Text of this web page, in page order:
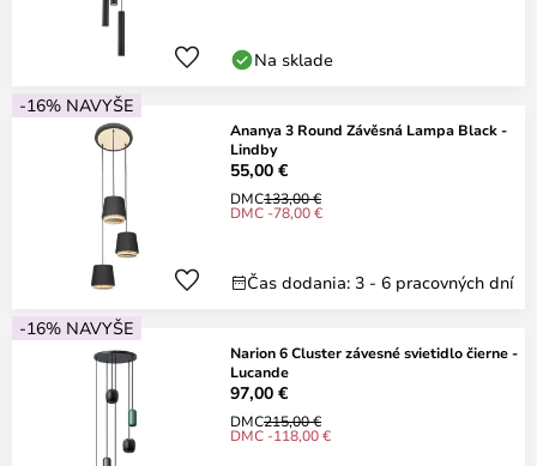
Na sklade
-16% NAVYŠE
Ananya 3 Round Závěsná Lampa Black -
Lindby
55,00 €
DMC133,00 €
DMC -78,00 €
Čas dodania: 3 - 6 pracovných dní
-16% NAVYŠE
Narion 6 Cluster závesné svietidlo čierne -
Lucande
97,00 €
DMC215,00 €
DMC -118,00 €